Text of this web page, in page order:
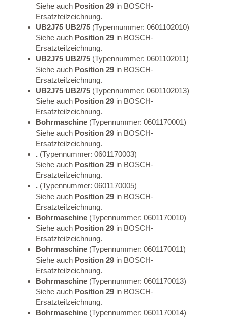
Siehe auch Position 29 in BOSCH-
Ersatzteilzeichnung.
UB2J75 UB2/75 (Typennummer: 0601102010)
Siehe auch Position 29 in BOSCH-
Ersatzteilzeichnung.
UB2J75 UB2/75 (Typennummer: 0601102011)
Siehe auch Position 29 in BOSCH-
Ersatzteilzeichnung.
UB2J75 UB2/75 (Typennummer: 0601102013)
Siehe auch Position 29 in BOSCH-
Ersatzteilzeichnung.
Bohrmaschine (Typennummer: 0601170001)
Siehe auch Position 29 in BOSCH-
Ersatzteilzeichnung.
. (Typennummer: 0601170003)
Siehe auch Position 29 in BOSCH-
Ersatzteilzeichnung.
. (Typennummer: 0601170005)
Siehe auch Position 29 in BOSCH-
Ersatzteilzeichnung.
Bohrmaschine (Typennummer: 0601170010)
Siehe auch Position 29 in BOSCH-
Ersatzteilzeichnung.
Bohrmaschine (Typennummer: 0601170011)
Siehe auch Position 29 in BOSCH-
Ersatzteilzeichnung.
Bohrmaschine (Typennummer: 0601170013)
Siehe auch Position 29 in BOSCH-
Ersatzteilzeichnung.
Bohrmaschine (Typennummer: 0601170014)